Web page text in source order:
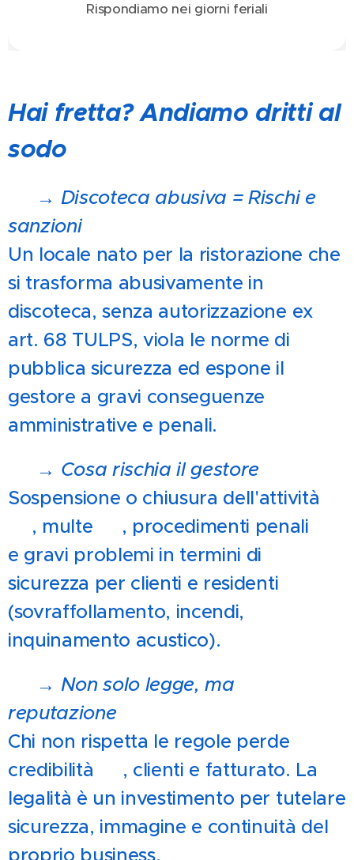
Rispondiamo nei giorni feriali
Hai fretta? Andiamo dritti al
sodo
🎧 → Discoteca abusiva = Rischi e
sanzioni
Un locale nato per la ristorazione che
si trasforma abusivamente in
discoteca, senza autorizzazione ex
art. 68 TULPS, viola le norme di
pubblica sicurezza ed espone il
gestore a gravi conseguenze
amministrative e penali.
🚓 → Cosa rischia il gestore
Sospensione o chiusura dell'attività
🔒, multe 💸, procedimenti penali ⚖️
e gravi problemi in termini di
sicurezza per clienti e residenti
(sovraffollamento, incendi,
inquinamento acustico).
💥 → Non solo legge, ma
reputazione
Chi non rispetta le regole perde
credibilità 😬, clienti e fatturato. La
legalità è un investimento per tutelare
sicurezza, immagine e continuità del
proprio business.